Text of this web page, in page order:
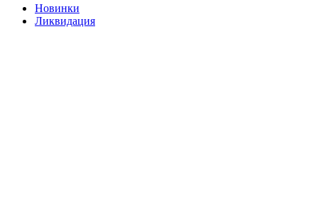
Новинки
Ликвидация